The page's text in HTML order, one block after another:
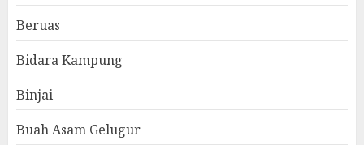
Beruas
Bidara Kampung
Binjai
Buah Asam Gelugur